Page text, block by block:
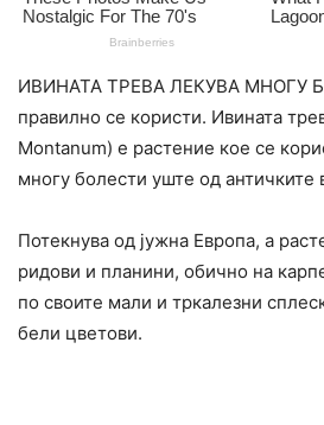
ИВИНАТА ТРЕВА ЛЕКУВА МНОГУ
правилно се користи. Ивината
Montanum) е растение кое се
многу болести уште од
Потекнува од јужна Европа, а
ридови и планини, обично на
по своите мали и тркалезни
бели цветови.